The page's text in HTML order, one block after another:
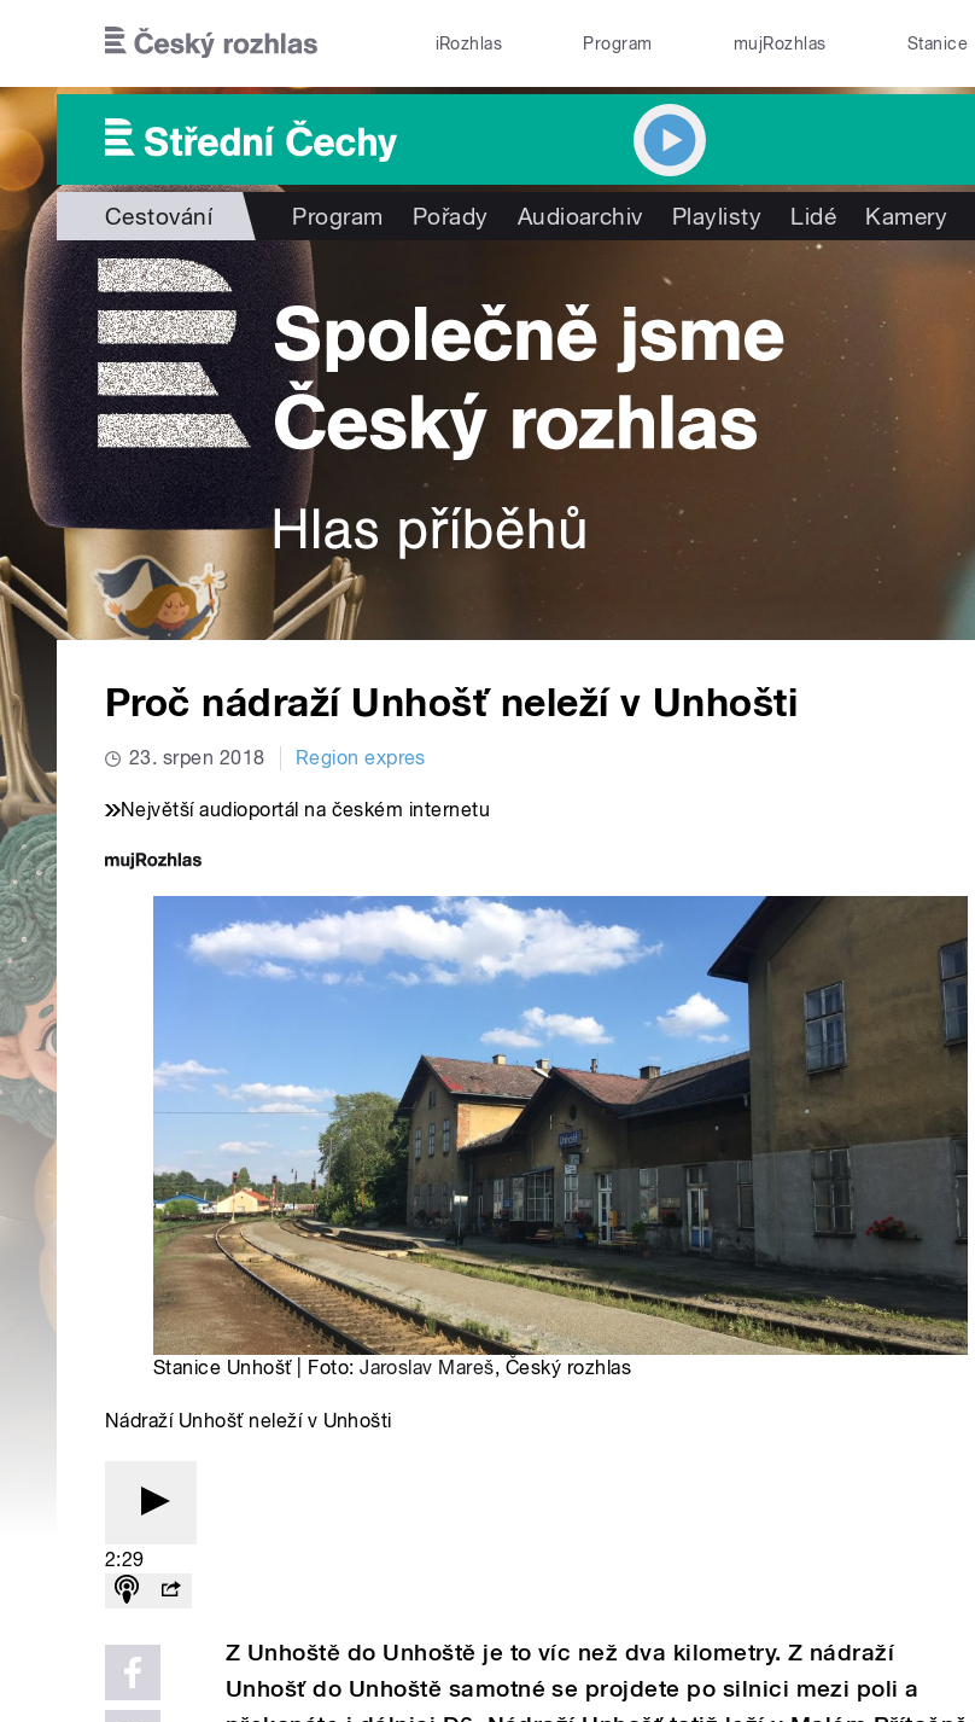
iRozhlas Program mujRozhlas Stanice
Cestování Program Pořady Audioarchiv Playlisty Lidé Kamery
Proč nádraží Unhošť neleží v Unhošti
23. srpen 2018 Region expres
Největší audioportál na českém internetu
Stanice Unhošť | Foto:Jaroslav Mareš, Český rozhlas
Nádraží Unhošť neleží v Unhošti
2:29
Z Unhoště do Unhoště je to víc než dva kilometry. Z nádraží
Unhošť do Unhoště samotné se projdete po silnici mezi poli a